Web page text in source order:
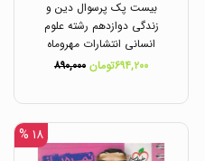
بیست پک پرسوال دین و
زندگی دوازدهم رشته علوم
انسانی انتشارات مهروماه
۶۹۴,۲۰۰تومان
۸۹۰,۰۰۰
۱۸ %